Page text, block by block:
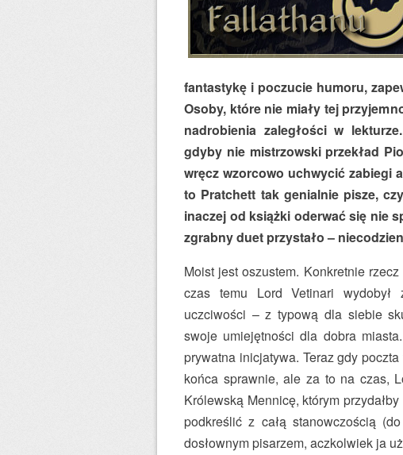
fantastykę i poczucie humoru,
Osoby, które nie miały tej
nadrobienia zaległości w
gdyby nie mistrzowski przekład
wręcz wzorcowo uchwycić zabiegi
to Pratchett tak genialnie pisze,
inaczej od książki oderwać się nie
zgrabny duet przystało –
Moist jest oszustem. Konkretnie
czas temu Lord Vetinari wydobył
uczciwości – z typową dla siebie
swoje umiejętności dla dobra
prywatna inicjatywa. Teraz gdy
końca sprawnie, ale za to na czas,
Królewską Mennicę, którym
podkreślić z całą stanowczością
dosłownym pisarzem, aczkolwiek ja